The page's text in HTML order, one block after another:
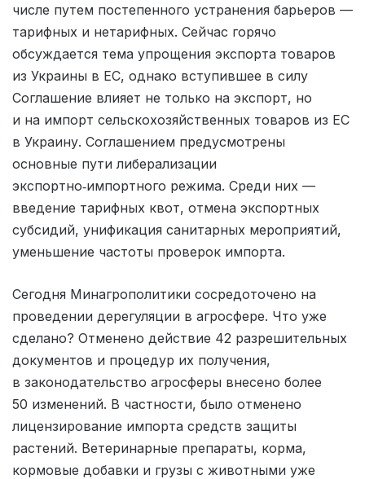
числе путем постепенного устранения барьеров —
тарифных и нетарифных. Сейчас горячо
обсуждается тема упрощения экспорта товаров
из Украины в ЕС, однако вступившее в силу
Соглашение влияет не только на экспорт, но
и на импорт сельско­хозяйственных товаров из ЕС
в Украину. Соглашением предусмотрены
основные пути либерализации
экспортно‑импортного режима. Среди них —
введение тарифных квот, отмена экспортных
субсидий, унификация санитарных мероприятий,
уменьшение частоты проверок импорта.
Сегодня Минагрополитики сосредоточено на
проведении дерегуляции в агросфере. Что уже
сделано? Отменено действие 42 разрешительных
документов и процедур их получения,
в законодательство агросферы внесено более
50 изменений. В частности, было отменено
лицензирование импорта средств защиты
растений. Ветеринарные препараты, корма,
кормовые добавки и грузы с животными уже